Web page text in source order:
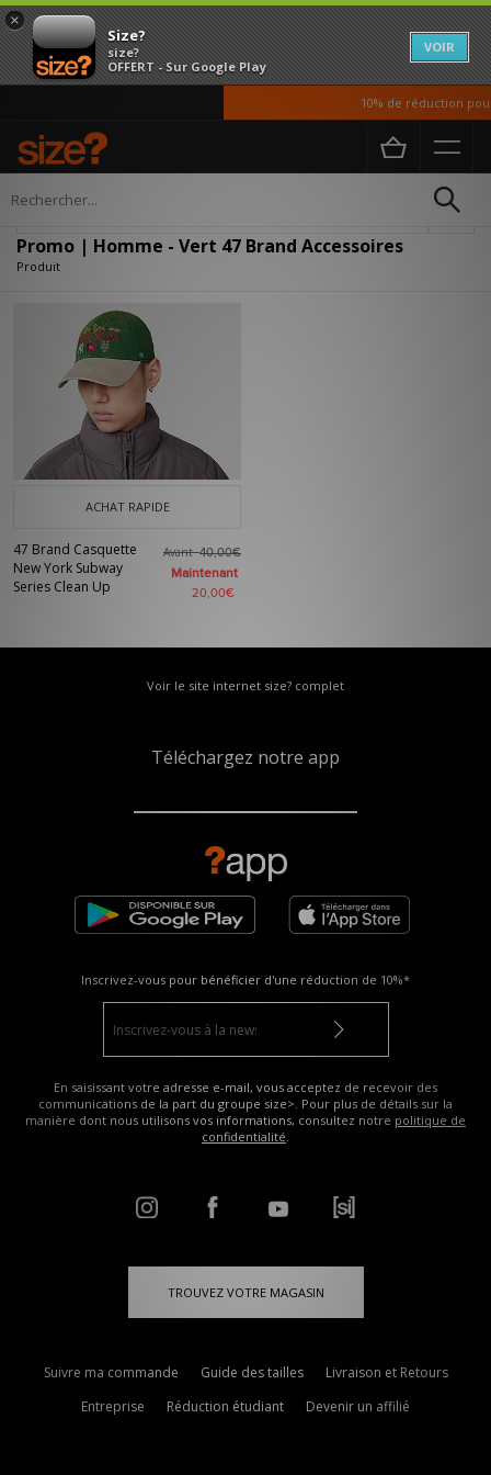
×
Size?
size?
OFFERT - Sur Google Play
VOIR
10% de réduction
Accueil Homme
Promo | Homme - Vert 47 Brand Accessoires
Produit
ACHAT RAPIDE
47 Brand Casquette
New York Subway
Series Clean Up
Avant40,00€
Maintenant
20,00€
Voir le site internet size? complet
Téléchargez notre app
Inscrivez-vous pour bénéficier d'une réduction de 10%*
En saisissant votre adresse e-mail, vous acceptez de recevoir des
communications de la part du groupe size>. Pour plus de détails sur la
manière dont nous utilisons vos informations, consultez notre politique de
confidentialité.
TROUVEZ VOTRE MAGASIN
Suivre ma commande Guide des tailles
Livraison et Retours
Entreprise
Réduction étudiant Devenir un affilié